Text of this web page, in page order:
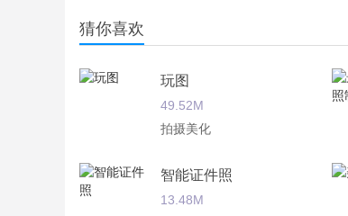
猜你喜欢
玩图
49.52M
拍摄美化
智能证件照
13.48M